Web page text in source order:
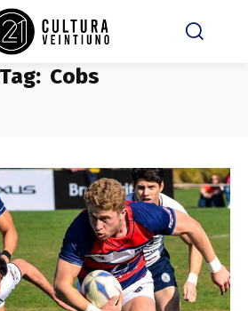
Tag: Cobs